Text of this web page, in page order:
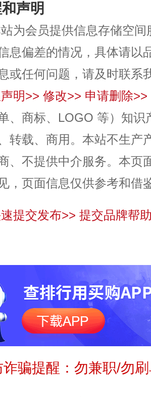
声明
为会员提供信息存储空
息偏差的情况，具体请以
或任何问题，请及时联系
明>> 修改>> 申请删除>>
、商标、LOGO 等）知
转载、商用。本站不生产
、不提供中介服务。本页
，页面信息仅供参考和借
提交发布>> 提交品牌帮
诈骗提醒：勿兼职/勿